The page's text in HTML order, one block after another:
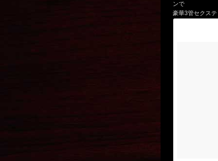
ンで
豪華3管セクス